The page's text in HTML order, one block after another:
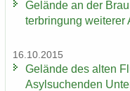
Ge­län­de an der
ter­brin­gung wei­te­rer
16.10.2015
Ge­län­de des alten
Asyl­su­chen­den